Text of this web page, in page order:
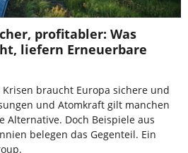
profitabler: Was
liefern Erneuerbare
braucht Europa sichere und
und Atomkraft gilt manchen
Alternative. Doch Beispiele aus
belegen das Gegenteil. Ein